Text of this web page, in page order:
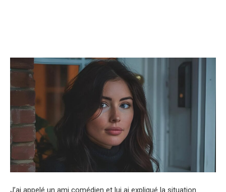
J’ai appelé un ami comédien et lui ai expliqué la situation.